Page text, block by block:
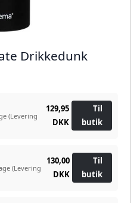
Drikkedunk
(Levering
129,95
DKK
Til
butik
(Levering
130,00
DKK
Til
butik